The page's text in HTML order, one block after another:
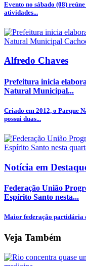
Evento no sábado (08)
atividades...
Alfredo Chaves
Prefeitura inicia
Natural Municipal...
Criado em 2012, o Parque
possui duas...
Notícia em
Federação União
Espírito Santo nesta...
Maior federação partidária
Veja Também